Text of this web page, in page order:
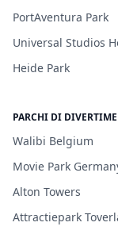
PortAventura Park
Universal Studios
Heide Park
PARCHI DI
Walibi Belgium
Movie Park
Alton Towers
Attractiepark